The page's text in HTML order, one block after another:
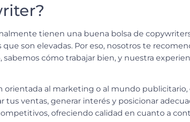
tienen una buena bolsa de
son elevadas. Por eso, nosotros te
sabemos cómo trabajar bien, y nuestra
orientada al marketing o al mundo publicitario,
tus ventas, generar interés y posicionar
ofreciendo calidad en cuanto a